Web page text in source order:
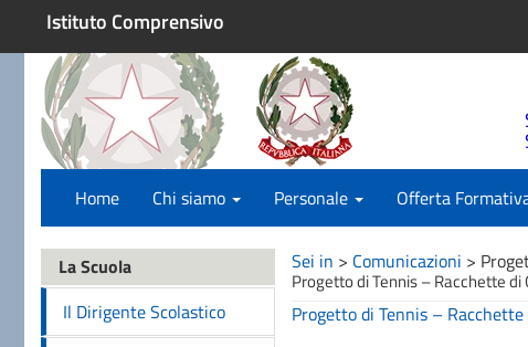
Istituto Comprensivo
Home Chi siamo Personale Offerta
La Scuola
Il Dirigente Scolastico
Sei in > Comunicazioni >
Progetto di Tennis – Racchette di
Progetto di Tennis – Racchette